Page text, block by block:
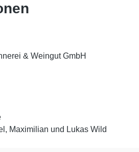
& Weingut GmbH
Maximilian und Lukas Wild